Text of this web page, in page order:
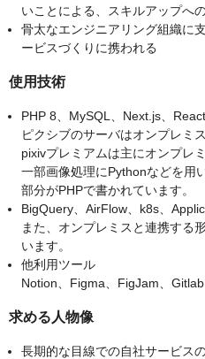
いことによる、スキルアップへ
骨太なエンジニアリング組織に
ービスづくりに携われる
使用技術
PHP 8、MySQL、Next.js、
ピクシブのサーバはオンプレミ
pixivプレミアムは主にオンプレ
一部画像処理にPythonなどを用
部分がPHPで書かれています。
BigQuery、AirFlow、k8s、
また、オンプレミスと連携する
います。
他利用ツール
Notion、Figma、FigJam、
求める人物像
長期的な目線での自社サービス